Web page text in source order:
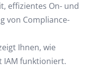
effizientes On- und
von Compliance-
Ihnen, wie
IAM funktioniert.